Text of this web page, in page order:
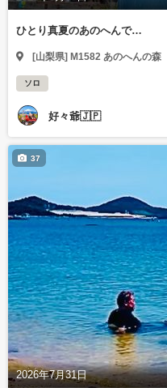
ひとり真夏のあのへんで…
[山梨県] M1582 あのへんの森
ソロ
好々爺🇯🇵
2026年7月31日
37